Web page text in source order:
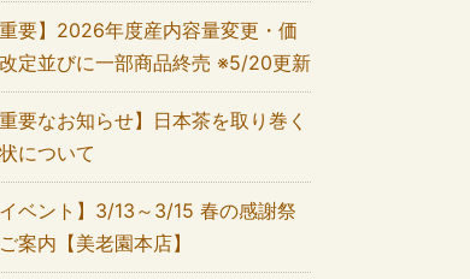
重要】2026年度産内容量変更・価
定並びに一部商品終売 ※5/20更新
重要なお知らせ】日本茶を取り巻く
について
イベント】3/13～3/15 春の感謝祭
案内【美老園本店】